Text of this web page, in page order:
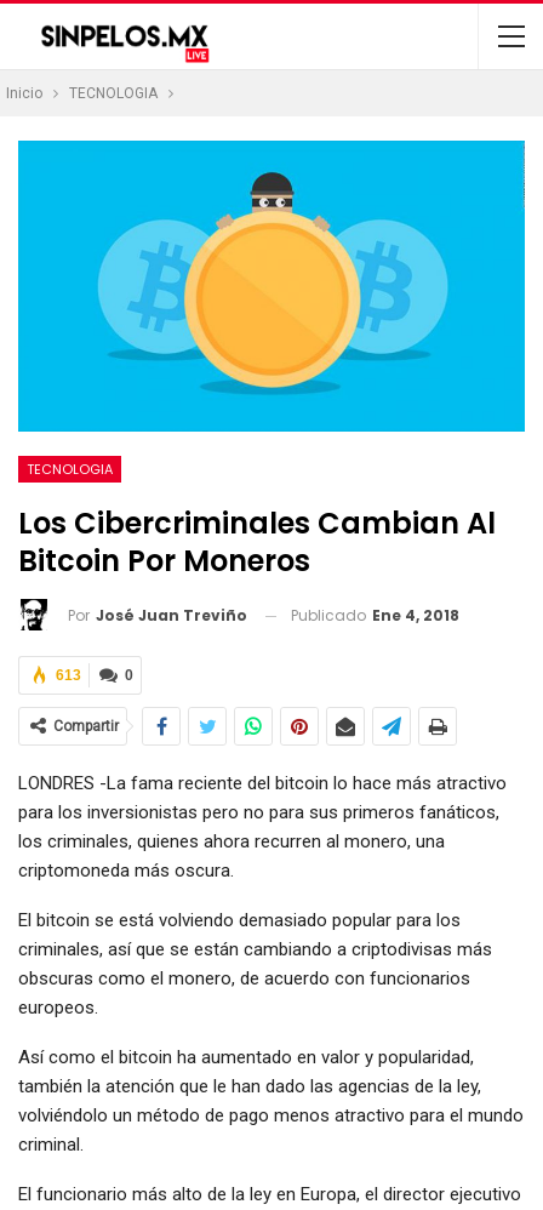
Inicio TECNOLOGIA
TECNOLOGIA
Los Cibercriminales Cambian Al
Bitcoin Por Moneros
Por José Juan Treviño Publicado Ene 4, 2018
0
613
Compartir
LONDRES -La fama reciente del bitcoin lo hace más atractivo
para los inversionistas pero no para sus primeros fanáticos,
los criminales, quienes ahora recurren al monero, una
criptomoneda más oscura.
El bitcoin se está volviendo demasiado popular para los
criminales, así que se están cambiando a criptodivisas más
obscuras como el monero, de acuerdo con funcionarios
europeos.
Así como el bitcoin ha aumentado en valor y popularidad,
también la atención que le han dado las agencias de la ley,
volviéndolo un método de pago menos atractivo para el mundo
criminal.
El funcionario más alto de la ley en Europa, el director ejecutivo